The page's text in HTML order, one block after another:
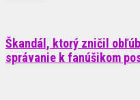
Škandál, ktorý zničil
správanie k fanúšikom